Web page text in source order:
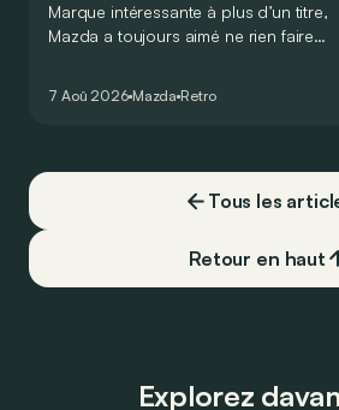
Marque intéressante à plus d’un titre,
Mazda a toujours aimé ne rien faire
de la plus belle des manières…
7 Aoû 2026 Mazda Retro
Tous les
Retour en haut
Explorez